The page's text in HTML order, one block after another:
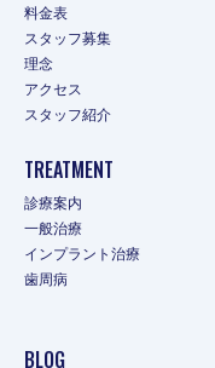
料金表
スタッフ募集
理念
アクセス
スタッフ紹介
TREATMENT
診療案内
一般治療
インプラント治療
歯周病
BLOG